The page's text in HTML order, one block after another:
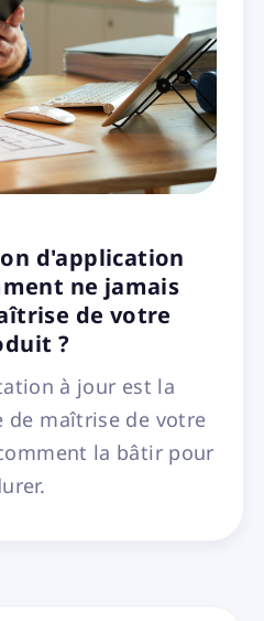
d'application
ne jamais
de votre
?
à jour est la
de maîtrise de votre
la bâtir pour